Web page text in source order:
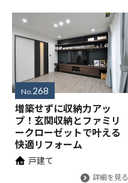
No.268
増築せずに収納力アッ
プ！玄関収納とファミリ
ークローゼットで叶える
快適リフォーム
戸建て
詳細を見る